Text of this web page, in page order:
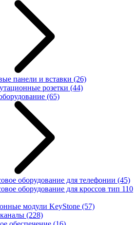
панели и вставки (26)
розетки (44)
(65)
оборудование для телефонии (45)
оборудование для кроссов тип 110
модули KeyStone (57)
(228)